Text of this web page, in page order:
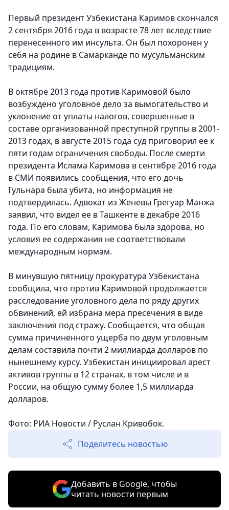
Первый президент Узбекистана Каримов скончался
2 сентября 2016 года в возрасте 78 лет вследствие
перенесенного им инсульта. Он был похоронен у
себя на родине в Самарканде по мусульманским
традициям.
В октябре 2013 года против Каримовой было
возбуждено уголовное дело за вымогательство и
уклонение от уплаты налогов, совершенные в
составе организованной преступной группы в 2001-
2013 годах, в августе 2015 года суд приговорил ее к
пяти годам ограничения свободы. После смерти
президента Ислама Каримова в сентябре 2016 года
в СМИ появились сообщения, что его дочь
Гульнара была убита, но информация не
подтвердилась. Адвокат из Женевы Грегуар Манжа
заявил, что видел ее в Ташкенте в декабре 2016
года. По его словам, Каримова была здорова, но
условия ее содержания не соответствовали
международным нормам.
В минувшую пятницу прокуратура Узбекистана
сообщила, что против Каримовой продолжается
расследование уголовного дела по ряду других
обвинений, ей избрана мера пресечения в виде
заключения под стражу. Сообщается, что общая
сумма причиненного ущерба по двум уголовным
делам составила почти 2 миллиарда долларов по
нынешнему курсу. Узбекистан инициировал арест
активов группы в 12 странах, в том числе и в
России, на общую сумму более 1,5 миллиарда
долларов.
Фото: РИА Новости / Руслан Кривобок.
Поделитесь новостью
Добавить в Google, чтобы
читать новости первым